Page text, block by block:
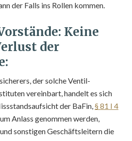
der Falls ins Rollen kommen.
Keine
der
der solche Ventil-
vereinbart, handelt es sich
der BaFin,§ 81 I 4
Anlass genommen werden,
sonstigen Geschäftsleitern die